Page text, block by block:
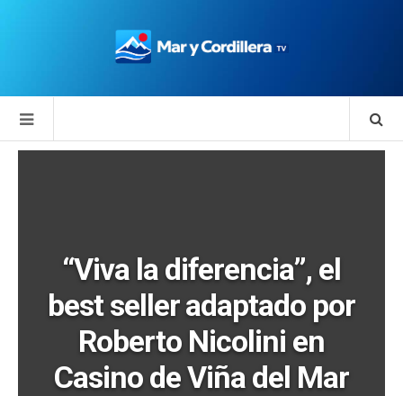
“Viva la diferencia”, el
best seller adaptado por
Roberto Nicolini en
Casino de Viña del Mar